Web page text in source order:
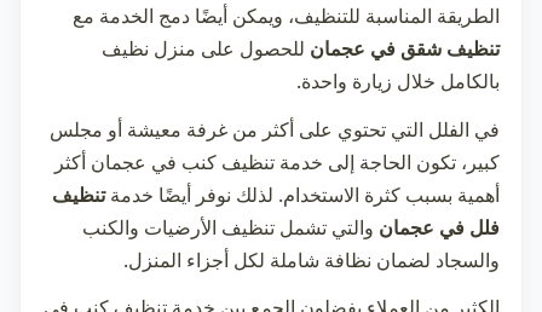
الطريقة المناسبة للتنظيف، ويمكن أيضًا دمج الخدمة مع
تنظيف شقق في عجمان للحصول على منزل نظيف
بالكامل خلال زيارة واحدة.
في الفلل التي تحتوي على أكثر من غرفة معيشة أو مجلس
كبير، تكون الحاجة إلى خدمة تنظيف كنب في عجمان أكثر
أهمية بسبب كثرة الاستخدام. لذلك نوفر أيضًا خدمةتنظيف
فلل في عجمان والتي تشمل تنظيف الأرضيات والكنب
والسجاد لضمان نظافة شاملة لكل أجزاء المنزل.